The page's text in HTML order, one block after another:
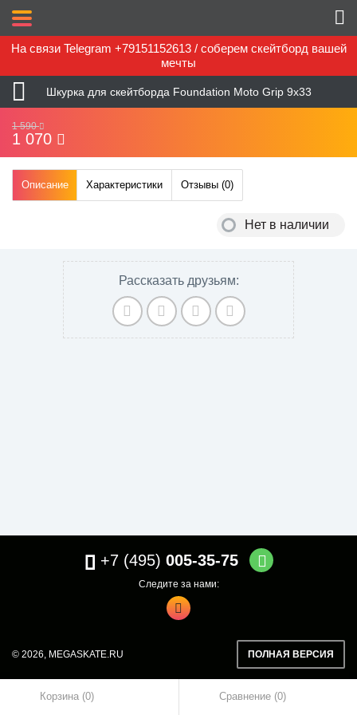
На связи Telegram +79151152613 / соберем скейтборд вашей
мечты
Корзина (0) Сравнение 0
Шкурка для скейтборда Foundation Moto Grip 9х33
1 590
1 070
Описание Характеристики Отзывы (0)
Нет в наличии
Рассказать друзьям:
+7 (495) 005-35-75
Следите за нами:
© 2026, MEGASKATE.RU ПОЛНАЯ ВЕРСИЯ